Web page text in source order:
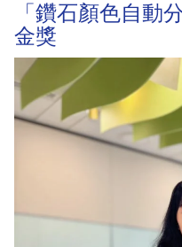
「鑽石顏色自動
金獎